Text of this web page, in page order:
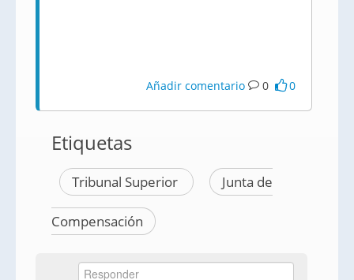
Añadir comentario 0 0
Etiquetas
Tribunal Superior Junta de
Compensación